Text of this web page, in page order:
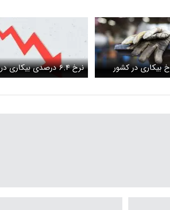
بیکاری در کشور
نرخ ۶.۴ درصدی بیکاری در
تهران